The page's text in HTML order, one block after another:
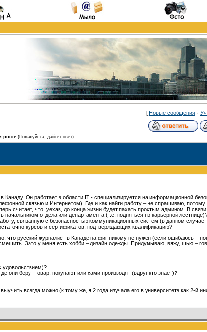
[ Новые сообщения·
росте (Пожалуйста, дайте совет)
Канаду. Он работает в области IT - специализируется на информационной
связью и Интернетом). Где и как найти работу – не спрашиваю,
считает, что, уехав, до конца жизни будет пахать простым админом. В
начальником отдела или департамента (т.е. подняться по карьерной лестнице)?
связанную с безопасностью коммуникационных систем (в данном случае
курсов и сертификатов, подтверждающих квалификацию?
что русский журналист в Канаде на фиг никому не нужен (если ошибаюсь –
Зато у меня есть хобби – дизайн одежды. Придумываю, вяжу, шью –
удовольствием)?
они берут товар: покупают или сами производят (вдруг кто знает)?
всегда можно (к тому же, я 2 года изучала его в университете как 2-й